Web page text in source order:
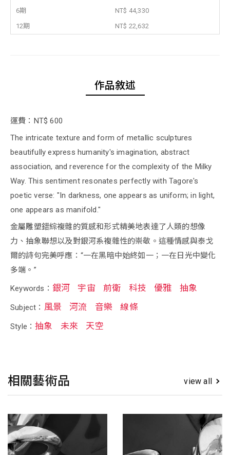
6期
NT$ 44,330
12期
NT$ 22,632
作品敘述
運費：NT$ 600
The intricate texture and form of metallic sculptures
beautifully express humanity's imagination, abstract
association, and reverence for the complexity of the Milky
Way. This sentiment resonates perfectly with Tagore's
poetic verse: "In darkness, one appears as uniform; in light,
one appears as manifold."
金屬雕塑錯綜複雜的質感和形式精美地表達了人類的想像
力、抽象聯想以及對銀河系複雜性的崇敬。這種情感與泰戈
爾的詩句完美呼應：“一在黑暗中始終如一；一在日光中變化
多端。”
Keywords： 銀河 宇宙 前衛 科技 優雅 抽象
Subject： 風景 河流 音樂 線條
Style：抽象 未來 天空
相關藝術品 view all